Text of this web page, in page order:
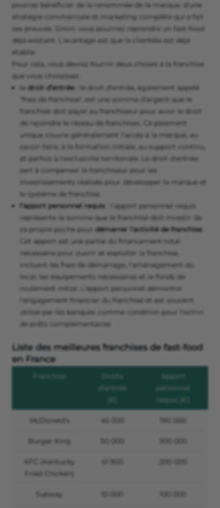
pourrez bénéficier de la renommée de la marque, d'une
stratégie commerciale et marketing complète qui a fait
ses preuves. Sinon, vous pourriez reprendre un fast-food
déjà existant. L'avantage est que la clientèle est déjà
établie.
Pour cela, vous devrez fournir deux choses à la franchise
que vous choisissez :
le droit d’entrée: le droit d'entrée, également appelé
"frais de franchise", est une somme d'argent que le
franchisé doit payer au franchiseur pour avoir le droit
de rejoindre le réseau de franchises. Ce paiement
unique couvre généralement l'accès à la marque, au
savoir-faire, à la formation initiale, au support continu,
et parfois à l'exclusivité territoriale. Le droit d'entrée
sert à compenser le franchiseur pour les
investissements réalisés pour développer la marque et
le système de franchise.
l’apport personnel requis : l'apport personnel requis
représente la somme que le franchisé doit investir de
sa propre poche pour démarrer l'activité de franchise.
Cet apport est une partie du financement total
nécessaire pour ouvrir et exploiter la franchise,
incluant les frais de démarrage, l'aménagement du
local, les équipements nécessaires et le fonds de
roulement initial. L'apport personnel démontre
l'engagement financier du franchisé et est souvent
utilisé par les banques comme condition pour l'octroi
de prêts complémentaires.
Liste des meilleures franchises de fast-food
en France
Franchise
d'entrée
(€)
Apport
personnel
requis (€)
McDonald's 45 000 190 000
Burger King 50 000 300 000
KFC (Kentucky
Fried Chicken)
41 900 200 000
Subway 10 000 100 000